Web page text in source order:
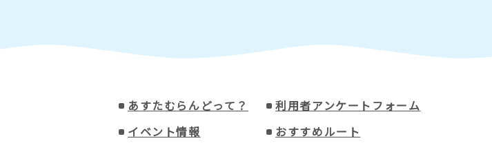
あすたむらんどって？
イベント情報
利用者アンケートフォーム
おすすめルート